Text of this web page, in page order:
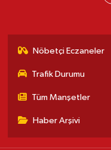
Nöbetçi Eczaneler
Trafik Durumu
Tüm Manşetler
Haber Arşivi